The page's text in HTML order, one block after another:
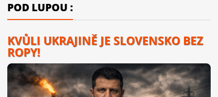
POD LUPOU :
KVŮLI UKRAJINĚ JE SLOVENSKO BEZ
ROPY!